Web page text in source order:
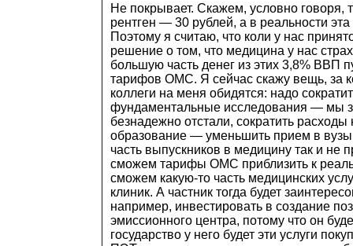
Не покрывает. Скажем, условно
рентген — 30 рублей, а в реальности
Поэтому я считаю, что коли у нас
решение о том, что медицина у нас
большую часть денег из этих 3,8% ВВП
тарифов ОМС. Я сейчас скажу вещь, за
коллеги на меня обидятся: надо
фундаментальные исследования — мы
безнадежно отстали, сократить
образование — уменьшить прием в
часть выпускников в медицину так и не
сможем тарифы ОМС приблизить к
сможем какую-то часть медицинских
клиник. А частник тогда будет
например, инвестировать в создание
эмиссионного центра, потому что он
государство у него будет эти услуги